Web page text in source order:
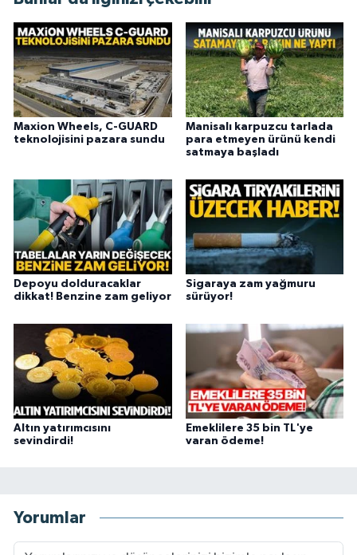
Maxion Wheels, C-GUARD
teknolojisini pazara sundu
Manisalı karpuzcu tarlada
para etmeyen ürünü kendi
satmaya başladı
Depoyu dolduracaklar
dikkat! Benzine zam geliyor
Sigaraya zam yağmuru
sürüyor!
Altın yatırımcısını
sevindirdi!
Emeklilere 35 bin TL'ye
varan ödeme!
Yorumlar